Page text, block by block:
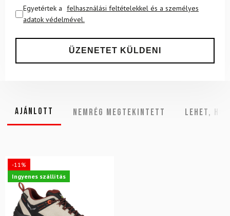
Egyetértek a felhasználási feltételekkel és a személyes
adatok védelmével.
Ajánlott NEMRÉG MEGTEKINTETT Lehet,
-11%
Ingyenes szállítás